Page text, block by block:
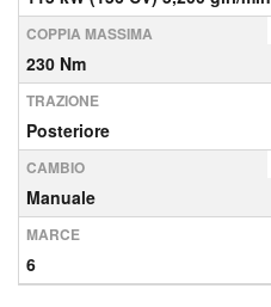
COPPIA MASSIMA
230 Nm
TRAZIONE
Posteriore
CAMBIO
Manuale
MARCE
6